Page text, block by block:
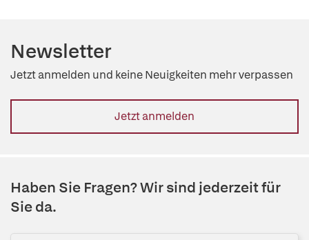
Newsletter
Jetzt anmelden und keine Neuigkeiten mehr verpassen
Jetzt anmelden
Haben Sie Fragen? Wir sind jederzeit für
Sie da.